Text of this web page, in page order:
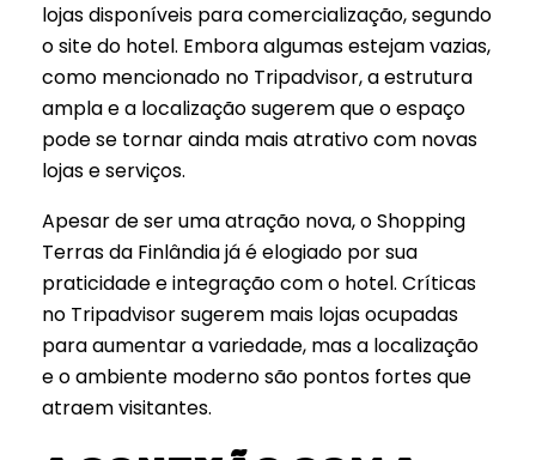
lojas disponíveis para comercialização, segundo
o site do hotel. Embora algumas estejam vazias,
como mencionado no Tripadvisor, a estrutura
ampla e a localização sugerem que o espaço
pode se tornar ainda mais atrativo com novas
lojas e serviços.
Apesar de ser uma atração nova, o Shopping
Terras da Finlândia já é elogiado por sua
praticidade e integração com o hotel. Críticas
no Tripadvisor sugerem mais lojas ocupadas
para aumentar a variedade, mas a localização
e o ambiente moderno são pontos fortes que
atraem visitantes.